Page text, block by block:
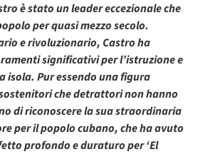
è stato un leader eccezionale che
per quasi mezzo secolo.
e rivoluzionario, Castro ha
significativi per l’istruzione e
isola. Pur essendo una figura
che detrattori non hanno
di riconoscere la sua straordinaria
per il popolo cubano, che ha avuto
profondo e duraturo per ‘El